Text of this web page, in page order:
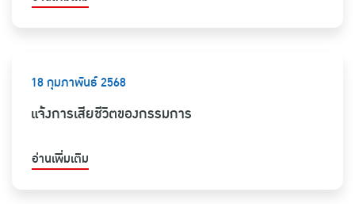
18 กุมภาพันธ์ 2568
แจ้งการเสียชีวิตของกรรมการ
อ่านเพิ่มเติม